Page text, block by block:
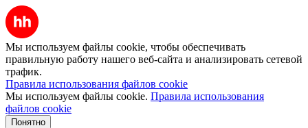
Мы используем файлы cookie, чтобы обеспечивать
правильную работу нашего веб-сайта и анализировать сетевой
трафик.
Правила использования файлов cookie
Мы используем файлы cookie. Правила использования
файлов cookie
Понятно